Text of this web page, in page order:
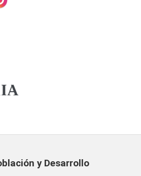
y Desarrollo